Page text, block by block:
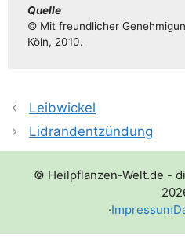
Quel­le
© Mit freund­li­cher
Köln, 2010.
Leibwickel
Lidrandentzündung
© Heilpflanzen-Welt.de -
·Impressum